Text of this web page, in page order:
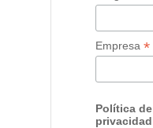
Empresa *
Política de
privacidad